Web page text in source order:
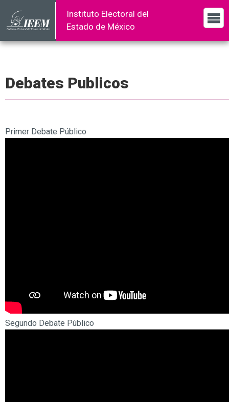
Instituto Electoral del
Estado de México
Debates Publicos
Primer Debate Público
Segundo Debate Público